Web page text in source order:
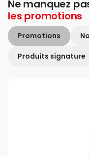
Ne manquez
les promotions
Promotions
Produits signature